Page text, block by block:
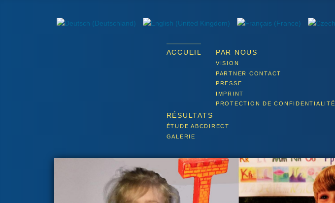
ACCUEIL PAR NOUS
VISION
PARTNER CONTACT
PRESSE
IMPRINT
PROTECTION DE CONFIDENTIALITÉ
RÉSULTATS
ÉTUDE ABCDIRECT
GALERIE